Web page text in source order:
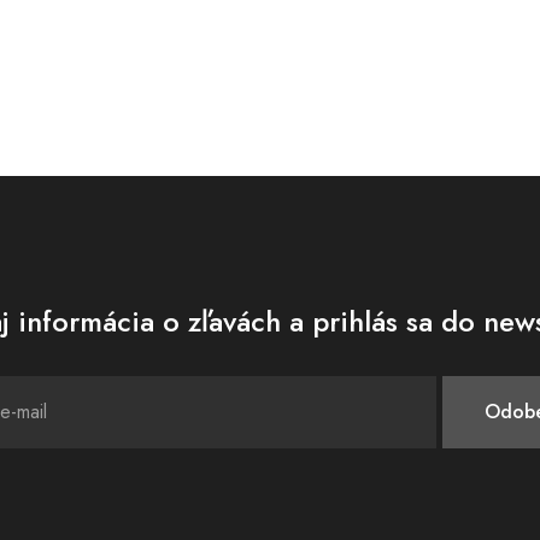
informácia o zľavách a prihlás sa do